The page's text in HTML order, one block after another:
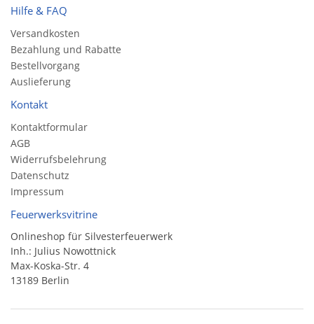
Hilfe & FAQ
Versandkosten
Bezahlung und Rabatte
Bestellvorgang
Auslieferung
Kontakt
Kontaktformular
AGB
Widerrufsbelehrung
Datenschutz
Impressum
Feuerwerksvitrine
Onlineshop für Silvesterfeuerwerk
Inh.: Julius Nowottnick
Max-Koska-Str. 4
13189 Berlin